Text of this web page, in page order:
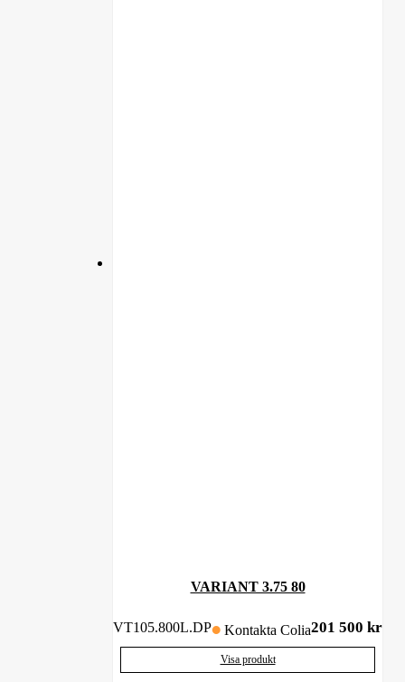
VARIANT 3.75 80
VT105.800L.DP Kontakta Colia201 500 kr
Visa produkt